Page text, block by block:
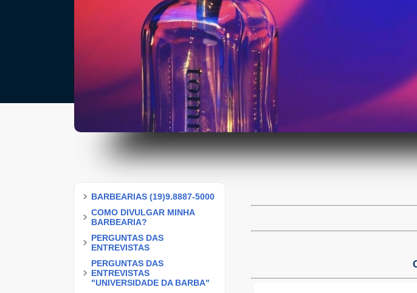
BARBEARIAS (19)9.8887-5000
COMO DIVULGAR MINHA
BARBEARIA?
PERGUNTAS DAS
ENTREVISTAS
PERGUNTAS DAS
ENTREVISTAS
"UNIVERSIDADE DA BARBA"